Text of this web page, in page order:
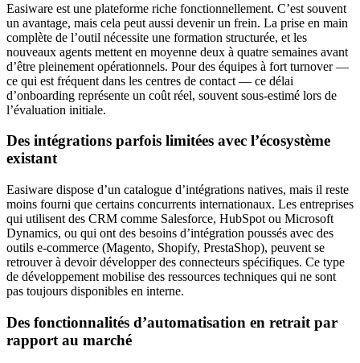
Easiware est une plateforme riche fonctionnellement. C’est souvent
un avantage, mais cela peut aussi devenir un frein. La prise en main
complète de l’outil nécessite une formation structurée, et les
nouveaux agents mettent en moyenne deux à quatre semaines avant
d’être pleinement opérationnels. Pour des équipes à fort turnover —
ce qui est fréquent dans les centres de contact — ce délai
d’onboarding représente un coût réel, souvent sous-estimé lors de
l’évaluation initiale.
Des intégrations parfois limitées avec l’écosystème
existant
Easiware dispose d’un catalogue d’intégrations natives, mais il reste
moins fourni que certains concurrents internationaux. Les entreprises
qui utilisent des CRM comme Salesforce, HubSpot ou Microsoft
Dynamics, ou qui ont des besoins d’intégration poussés avec des
outils e-commerce (Magento, Shopify, PrestaShop), peuvent se
retrouver à devoir développer des connecteurs spécifiques. Ce type
de développement mobilise des ressources techniques qui ne sont
pas toujours disponibles en interne.
Des fonctionnalités d’automatisation en retrait par
rapport au marché